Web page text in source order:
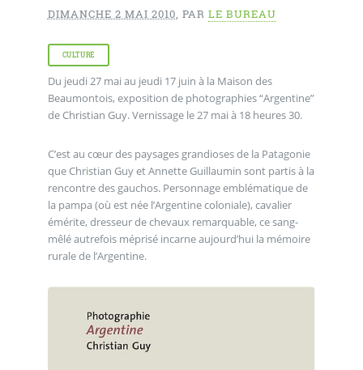
DIMANCHE 2 MAI 2010, PAR LE BUREAU
CULTURE
Du jeudi 27 mai au jeudi 17 juin à la Maison des
Beaumontois, exposition de photographies “Argentine”
de Christian Guy. Vernissage le 27 mai à 18 heures 30.
C’est au cœur des paysages grandioses de la Patagonie
que Christian Guy et Annette Guillaumin sont partis à la
rencontre des gauchos. Personnage emblématique de
la pampa (où est née l’Argentine coloniale), cavalier
émérite, dresseur de chevaux remarquable, ce sang-
mêlé autrefois méprisé incarne aujourd’hui la mémoire
rurale de l’Argentine.